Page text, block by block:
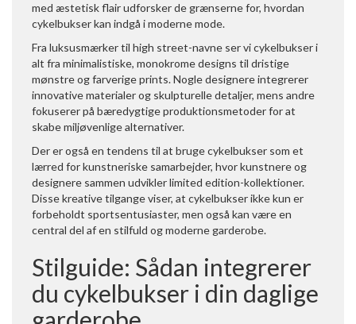
med æstetisk flair udforsker de grænserne for, hvordan
cykelbukser kan indgå i moderne mode.
Fra luksusmærker til high street-navne ser vi cykelbukser i
alt fra minimalistiske, monokrome designs til dristige
mønstre og farverige prints. Nogle designere integrerer
innovative materialer og skulpturelle detaljer, mens andre
fokuserer på bæredygtige produktionsmetoder for at
skabe miljøvenlige alternativer.
Der er også en tendens til at bruge cykelbukser som et
lærred for kunstneriske samarbejder, hvor kunstnere og
designere sammen udvikler limited edition-kollektioner.
Disse kreative tilgange viser, at cykelbukser ikke kun er
forbeholdt sportsentusiaster, men også kan være en
central del af en stilfuld og moderne garderobe.
Stilguide: Sådan integrerer
du cykelbukser i din daglige